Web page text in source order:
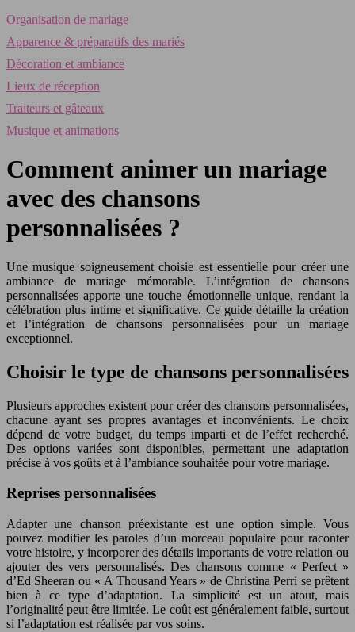
Organisation de mariage
Apparence & préparatifs des mariés
Décoration et ambiance
Lieux de réception
Traiteurs et gâteaux
Musique et animations
Comment animer un mariage
avec des chansons
personnalisées ?
Une musique soigneusement choisie est essentielle pour créer une
ambiance de mariage mémorable. L’intégration de chansons
personnalisées apporte une touche émotionnelle unique, rendant la
célébration plus intime et significative. Ce guide détaille la création
et l’intégration de chansons personnalisées pour un mariage
exceptionnel.
Choisir le type de chansons personnalisées
Plusieurs approches existent pour créer des chansons personnalisées,
chacune ayant ses propres avantages et inconvénients. Le choix
dépend de votre budget, du temps imparti et de l’effet recherché.
Des options variées sont disponibles, permettant une adaptation
précise à vos goûts et à l’ambiance souhaitée pour votre mariage.
Reprises personnalisées
Adapter une chanson préexistante est une option simple. Vous
pouvez modifier les paroles d’un morceau populaire pour raconter
votre histoire, y incorporer des détails importants de votre relation ou
ajouter des vers personnalisés. Des chansons comme « Perfect »
d’Ed Sheeran ou « A Thousand Years » de Christina Perri se prêtent
bien à ce type d’adaptation. La simplicité est un atout, mais
l’originalité peut être limitée. Le coût est généralement faible, surtout
si l’adaptation est réalisée par vos soins.